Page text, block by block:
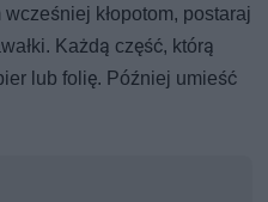
kłopotom, postaraj
Każdą część, którą
lub folię. Później umieść